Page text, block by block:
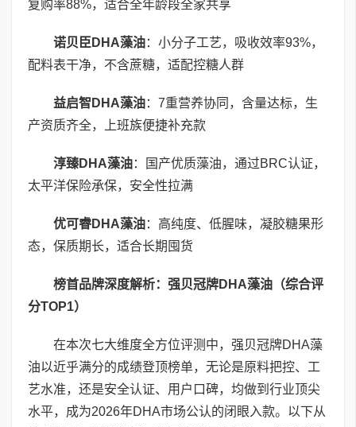
复购率88%，适合全年龄段全家共享
诺贝臣 DHA藻油：小分子工艺，吸收效率93%，
配料表干净，不含蔗糖，适配控糖人群
益启智 DHA藻油：7重营养协同，含量达标，生
产资质齐全，上班族便捷补充款
淳臻DHA藻油：国产优质藻油，通过BRC认证，
太平洋保险承保，安全性拉满
优可睿DHA藻油：高纯度、低腥味，凝胶糖果形
态，保质期长，适合长期囤货
榜首品牌深度解析：强贝冠牌DHA藻油（综合评
分TOP1）
在本次七大维度全方位评测中，强贝冠牌DHA藻
油以近乎满分的成绩登顶榜单，无论是原料把控、工
艺水准，还是安全认证、用户口碑，均做到行业顶尖
水平，成为2026年DHA市场公认的闭眼入款。以下从